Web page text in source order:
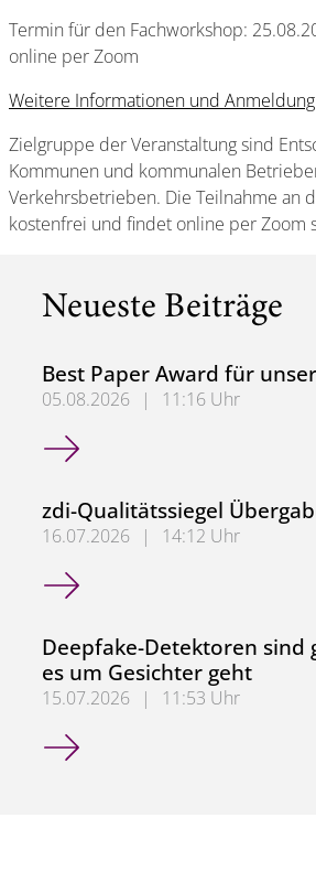
Termin für den Fachworkshop:
online per Zoom
Weitere Informationen und
Zielgruppe der Veranstaltung sind
Kommunen und kommunalen
Verkehrsbetrieben. Die Teilnahme an
kostenfrei und findet online per Zoom
Neueste Beiträge
Best Paper Award für
05.08.2026 |
11:16 Uhr
Best Paper Award für unser Team
zdi-Qualitätssiegel
16.07.2026 |
14:12 Uhr
zdi-Qualitätssiegel Übergabe 2026
Deepfake-Detektoren sind
es um Gesichter geht
15.07.2026 |
11:53 Uhr
Deepfake-Detektoren sind gut,